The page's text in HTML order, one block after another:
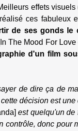
effets
ces fabuleux
de ses gonds le
The Mood For
d'un film
de dire ça de
décision est
est quelqu'un de
donc pour